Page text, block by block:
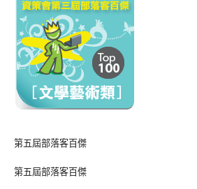
第五屆部落客百傑
第五屆部落客百傑